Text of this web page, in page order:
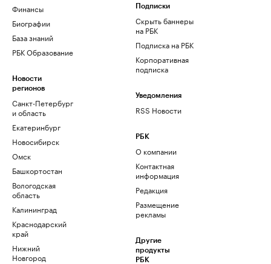
Финансы
Биографии
База знаний
РБК Образование
Новости
регионов
Санкт-Петербург
и область
Екатеринбург
Новосибирск
Омск
Башкортостан
Вологодская
область
Калининград
Краснодарский
край
Нижний
Новгород
Подписки
Скрыть баннеры
на РБК
Подписка на РБК
Корпоративная
подписка
Уведомления
RSS Новости
РБК
О компании
Контактная
информация
Редакция
Размещение
рекламы
Другие
продукты
РБК